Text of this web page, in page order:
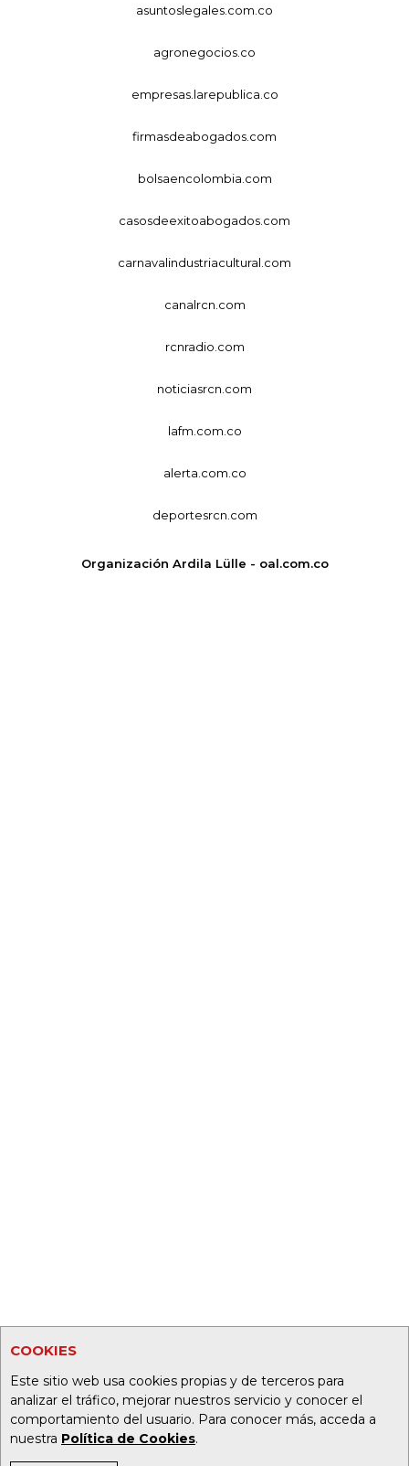
COOKIES
Este sitio web usa cookies propias y de terceros para
analizar el tráfico, mejorar nuestros servicio y conocer el
comportamiento del usuario. Para conocer más, acceda a
nuestra Política de Cookies.
asuntoslegales.com.co
agronegocios.co
empresas.larepublica.co
firmasdeabogados.com
bolsaencolombia.com
casosdeexitoabogados.com
carnavalindustriacultural.com
canalrcn.com
rcnradio.com
noticiasrcn.com
lafm.com.co
alerta.com.co
deportesrcn.com
Organización Ardila Lülle - oal.com.co